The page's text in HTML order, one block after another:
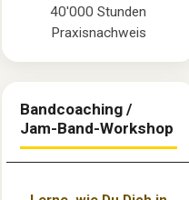
40'000 Stunden
Praxisnachweis
Bandcoaching /
Jam-Band-Workshop